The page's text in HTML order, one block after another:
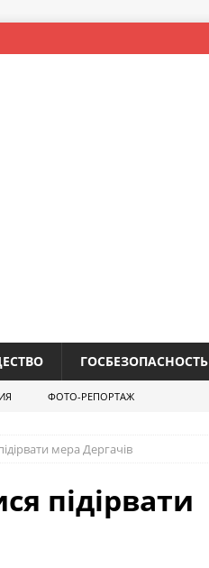
ГОСБЕЗОПАСНОСТЬ
ФОТО-РЕПОРТАЖ
мера Дергачів
підірвати